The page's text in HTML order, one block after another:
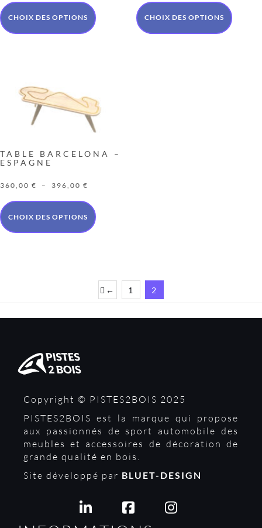
prix :
360,00 €
à
CHOIX DES OPTIONS
prix :
360,00 €
à
396,00 €
CHOIX DES OPTIONS
TABLE BARCELONA –
ESPAGNE
360,00 € – 396,00 €
prix :
360,00 €
à
CHOIX DES OPTIONS
← 1 2
Copyright © PISTES2BOIS 2025
PISTES2BOIS est la marque qui propose
aux passionnés de sport automobile des
meubles et accessoires de décoration de
grande qualité en bois.
Site développé par BLUET-DESIGN